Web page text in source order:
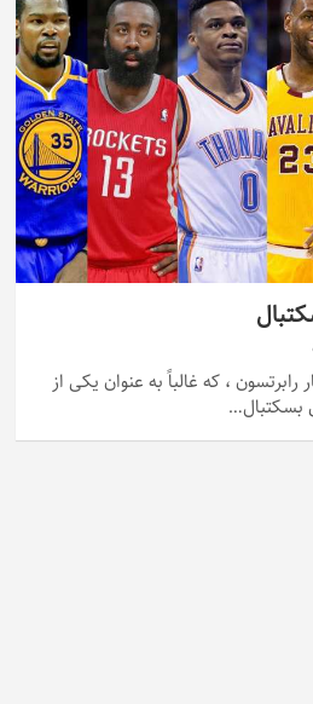
، که غالباً به عنوان یکی از
بسکتبال…